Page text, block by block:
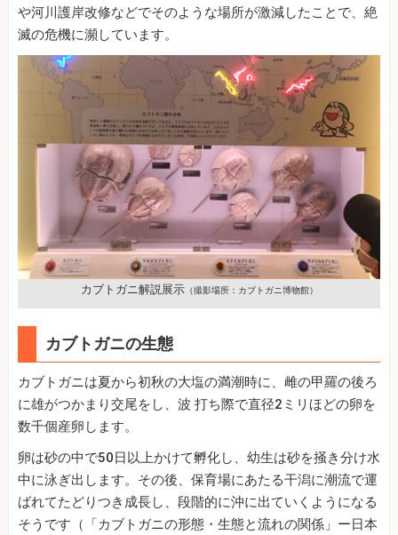
や河川護岸改修などでそのような場所が激減したことで、絶
滅の危機に瀕しています。
カブトガニ解説展示（撮影場所：カブトガニ博物館）
カブトガニの生態
カブトガニは夏から初秋の大塩の満潮時に、雌の甲羅の後ろ
に雄がつかまり交尾をし、波 打ち際で直径2ミリほどの卵を
数千個産卵します。
卵は砂の中で50日以上かけて孵化し、幼生は砂を掻き分け水
中に泳ぎ出します。その後、保育場にあたる干潟に潮流で運
ばれてたどりつき成長し、段階的に沖に出ていくようになる
そうです（「カブトガニの形態・生態と流れの関係」ー日本